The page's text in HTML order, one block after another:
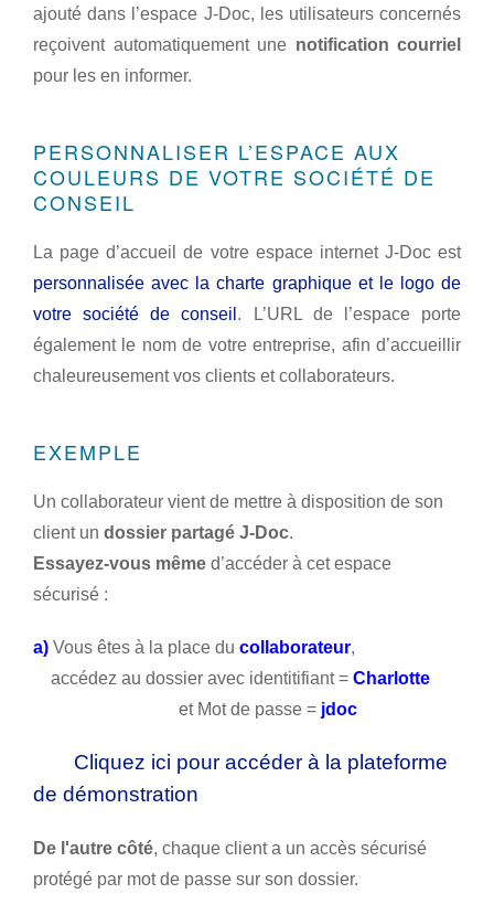
ajouté dans l’espace J-Doc, les utilisateurs concernés
reçoivent automatiquement une notification courriel
pour les en informer.
PERSONNALISER L’ESPACE AUX
COULEURS DE VOTRE SOCIÉTÉ DE
CONSEIL
La page d’accueil de votre espace internet J-Doc est
personnalisée avec la charte graphique et le logo de
votre société de conseil . L’URL de l’espace porte
également le nom de votre entreprise, afin d’accueillir
chaleureusement vos clients et collaborateurs.
EXEMPLE
Un collaborateur vient de mettre à disposition de son
client un dossier partagé J-Doc.
Essayez-vous même d’accéder à cet espace
sécurisé :
a) Vous êtes à la place du collaborateur,
accédez au dossier avec identitifiant = Charlotte
et Mot de passe = jdoc
Cliquez ici pour accéder à la plateforme
de démonstration
De l'autre côté, chaque client a un accès sécurisé
protégé par mot de passe sur son dossier.